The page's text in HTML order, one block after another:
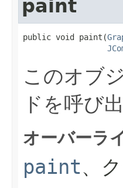
paint
public void paint​(
このオブ
ドを呼び
オーバーラ
paint、